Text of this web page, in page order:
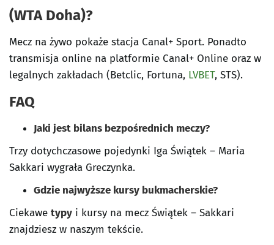
(WTA Doha)?
Mecz na żywo pokaże stacja Canal+ Sport. Ponadto
transmisja online na platformie Canal+ Online oraz w
legalnych zakładach (Betclic, Fortuna, LVBET, STS).
FAQ
Jaki jest bilans bezpośrednich meczy?
Trzy dotychczasowe pojedynki Iga Świątek – Maria
Sakkari wygrała Greczynka.
Gdzie najwyższe kursy bukmacherskie?
Ciekawe typy i kursy na mecz Świątek – Sakkari
znajdziesz w naszym tekście.